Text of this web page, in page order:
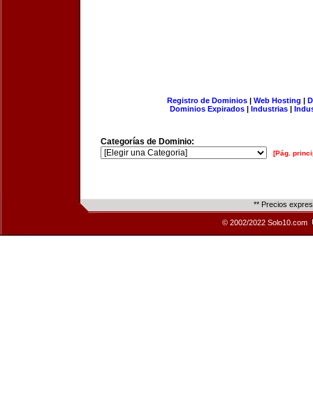
Registro de Dominios| Web Hosting |
Dominios Expirados | Industrias |
Categorías de Dominio:
[Pág.
** Precios
© 2002/2022 Solo10.com